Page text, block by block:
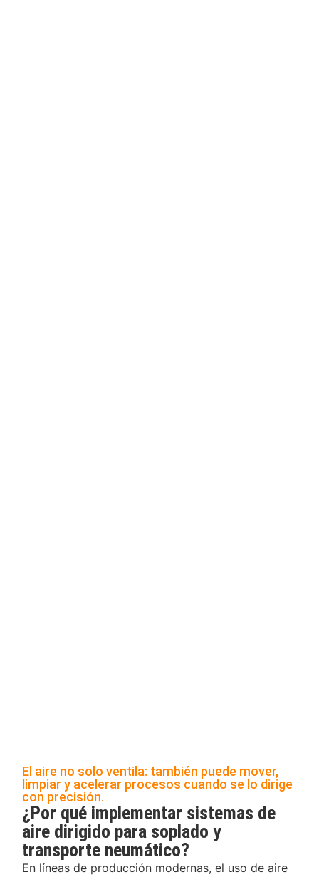
El aire no solo ventila: también puede mover,
limpiar y acelerar procesos cuando se lo dirige
con precisión.
¿Por qué implementar sistemas de
aire dirigido para soplado y
transporte neumático?
En líneas de producción modernas, el uso de aire